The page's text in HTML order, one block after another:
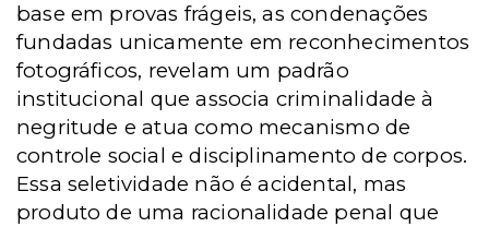
base em provas frágeis, as condenações
fundadas unicamente em reconhecimentos
fotográficos, revelam um padrão
institucional que associa criminalidade à
negritude e atua como mecanismo de
controle social e disciplinamento de corpos.
Essa seletividade não é acidental, mas
produto de uma racionalidade penal que